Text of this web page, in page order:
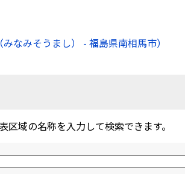
なみそうまし） - 福島県南相馬市）
区域の名称を入力して検索できます。